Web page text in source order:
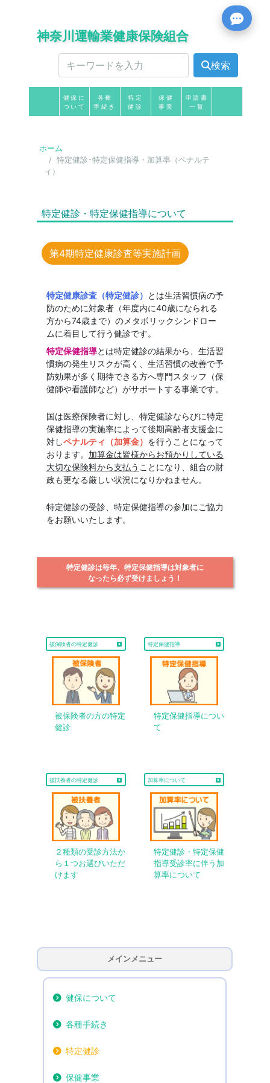
神奈川運輸業健康保険組合
検索
健保に
ついて
各種
手続き
特定
健診
保健
事業
申請書
一覧
ホーム
特定健診･特定保健指導・加算率（ペナルテ
ィ）
特定健診・特定保健指導について
第4期特定健康診査等実施計画
特定健康診査（特定健診） とは生活習慣病の予
防のために対象者（年度内に40歳になられる
方から74歳まで）のメタボリックシンドロー
ムに着目して行う健診です。
特定保健指導とは特定健診の結果から、生活習
慣病の発生リスクが高く、生活習慣の改善で予
防効果が多く期待できる方へ専門スタッフ（保
健師や看護師など）がサポートする事業です。
国は医療保険者に対し、特定健診ならびに特定
保健指導の実施率によって後期高齢者支援金に
対しペナルティ（加算金） を行うことになって
おります。 加算金は皆様からお預かりしている
大切な保険料から支払う ことになり、組合の財
政も更なる厳しい状況になりかねません。
特定健診の受診、特定保健指導の参加にご協力
をお願いいたします。
特定健診は毎年、特定保健指導は対象者に
なったら必ず受けましょう！
被保険者の特定健診
被保険者の方の特定
健診
被扶養者の特定健診
２種類の受診方法か
ら１つお選びいただ
けます
特定保健指導
特定保健指導につい
て
加算率について
特定健診・特定保健
指導受診率に伴う加
算率について
メインメニュー
健保について
各種手続き
特定健診
保健事業